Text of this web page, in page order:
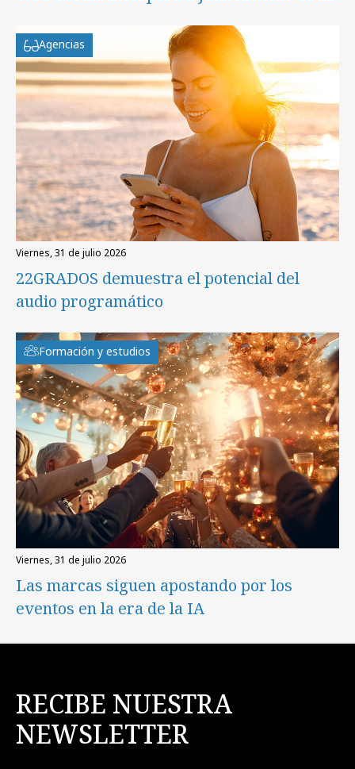
Agencias
viernes, 31 de julio 2026
22GRADOS demuestra el potencial del
audio programático
Formación y estudios
viernes, 31 de julio 2026
Las marcas siguen apostando por los
eventos en la era de la IA
RECIBE NUESTRA
NEWSLETTER